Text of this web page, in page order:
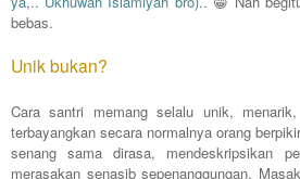
bebas.
Unik bukan?
Cara santri memang selalu unik,
terbayangkan secara normalnya orang
senang sama dirasa, mendeskripsikan
merasakan senasib sepenanggungan.